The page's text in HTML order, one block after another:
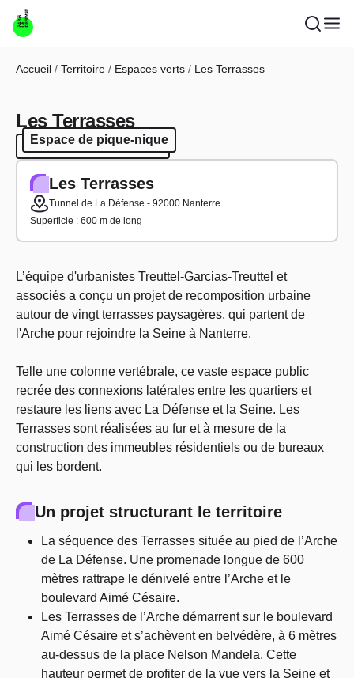
Aller au contenu principal
Fil d'Ariane
Accueil Territoire Espaces verts Les Terrasses
Les Terrasses
Espace de pique-nique
Espace de pique-nique
Les Terrasses
Tunnel de La Défense - 92000 Nanterre
Superficie : 600 m de long
L’équipe d'urbanistes Treuttel-Garcias-Treuttel et
associés a conçu un projet de recomposition urbaine
autour de vingt terrasses paysagères, qui partent de
l'Arche pour rejoindre la Seine à Nanterre.
Telle une colonne vertébrale, ce vaste espace public
recrée des connexions latérales entre les quartiers et
restaure les liens avec La Défense et la Seine. Les
Terrasses sont réalisées au fur et à mesure de la
construction des immeubles résidentiels ou de bureaux
qui les bordent.
Un projet structurant le territoire
La séquence des Terrasses située au pied de l’Arche
de La Défense. Une promenade longue de 600
mètres rattrape le dénivelé entre l’Arche et le
boulevard Aimé Césaire.
Les Terrasses de l’Arche démarrent sur le boulevard
Aimé Césaire et s’achèvent en belvédère, à 6 mètres
au-dessus de la place Nelson Mandela. Cette
hauteur permet de profiter de la vue vers la Seine et